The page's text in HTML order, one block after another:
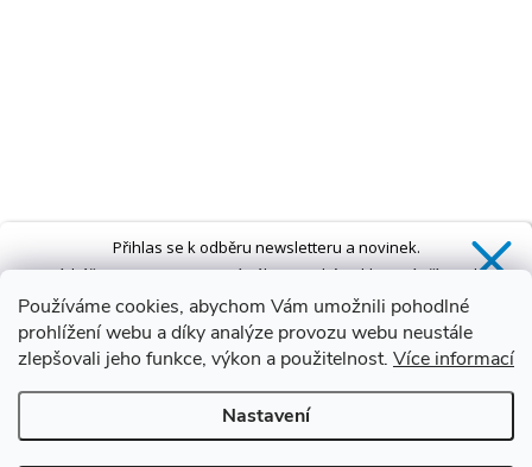
Používáme cookies, abychom Vám umožnili pohodlné
prohlížení webu a díky analýze provozu webu neustále
zlepšovali jeho funkce, výkon a použitelnost. Více informací
Nastavení
Přihlas se k odběru newsletteru a novinek.
ZískášSLEVU 5 %na první nákup a také exkluzivní přístup k
novinkám, slevám a dalším speciálním nabídkám.*
Ano, chci se přihlásit
Zásady zpracování osobních údajů